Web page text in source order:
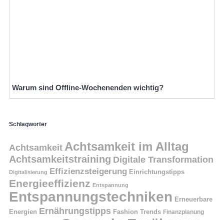
Warum sind Offline-Wochenenden wichtig?
Schlagwörter
Achtsamkeit Achtsamkeit im Alltag
Achtsamkeitstraining Digitale Transformation
Digitalisierung Effizienzsteigerung Einrichtungstipps
Energieeffizienz Entspannung
Entspannungstechniken Erneuerbare
Energien Ernährungstipps Fashion Trends Finanzplanung